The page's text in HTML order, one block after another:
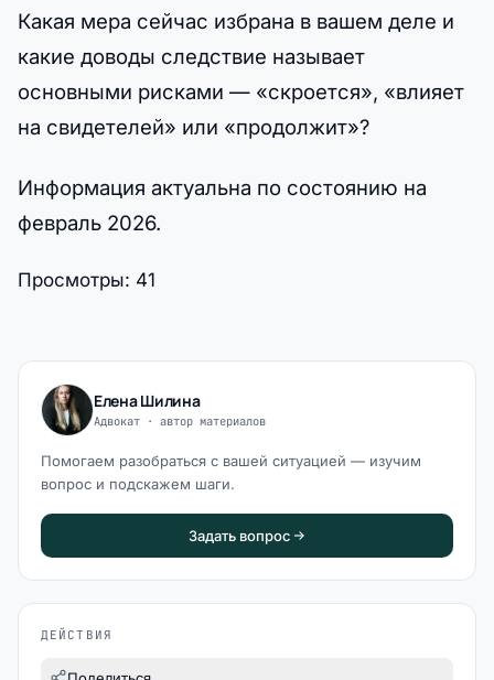
Какая мера сейчас избрана в вашем деле и
какие доводы следствие называет
основными рисками — «скроется», «влияет
на свидетелей» или «продолжит»?
Информация актуальна по состоянию на
февраль 2026.
Просмотры: 41
Елена Шилина
Адвокат · автор материалов
Помогаем разобраться с вашей ситуацией — изучим
вопрос и подскажем шаги.
Задать вопрос
ДЕЙСТВИЯ